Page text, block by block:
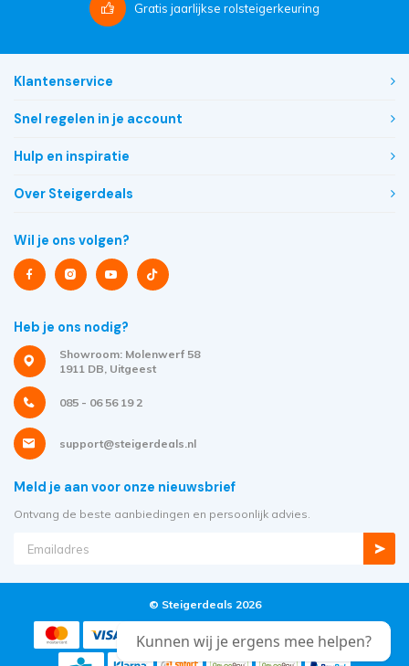
Gratis jaarlijkse rolsteigerkeuring
Klantenservice
Snel regelen in je account
Hulp en inspiratie
Over Steigerdeals
Wil je ons volgen?
Heb je ons nodig?
Showroom: Molenwerf 58
1911 DB, Uitgeest
085 - 06 56 19 2
support@steigerdeals.nl
Meld je aan voor onze nieuwsbrief
Ontvang de beste aanbiedingen en persoonlijk advies.
© Steigerdeals 2026
Kunnen wij je ergens mee helpen?